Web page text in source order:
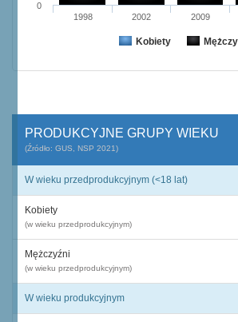
Kobiety
1998 2002 2009
0
PRODUKCYJNE GRUPY WIEKU
(Źródło: GUS, NSP 2021)
W wieku przedprodukcyjnym (<18 lat)
Kobiety
(w wieku przedprodukcyjnym)
Mężczyźni
(w wieku przedprodukcyjnym)
W wieku produkcyjnym